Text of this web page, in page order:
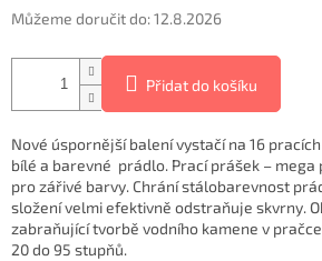
Můžeme doručit do:12.8.2026
Přidat do košíku
Nové úspornější balení vystačí na 16
bílé a barevné prádlo. Prací prášek –
pro zářivé barvy. Chrání stálobarevnost
složení velmi efektivně odstraňuje skvrny.
zabraňující tvorbě vodního kamene v
20 do 95 stupňů.